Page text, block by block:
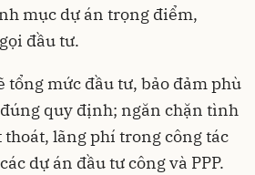
mục dự án trọng điểm,
đầu tư.
tổng mức đầu tư, bảo đảm phù
quy định; ngăn chặn tình
lãng phí trong công tác
dự án đầu tư công và PPP.